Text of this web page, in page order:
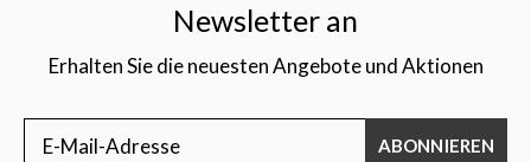
Newsletter an
Erhalten Sie die neuesten Angebote und Aktionen
ABONNIEREN